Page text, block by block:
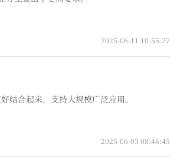
2025-06-11 10:55:27
合起来，支持大规模广泛应用。
2025-06-03 08:46:45